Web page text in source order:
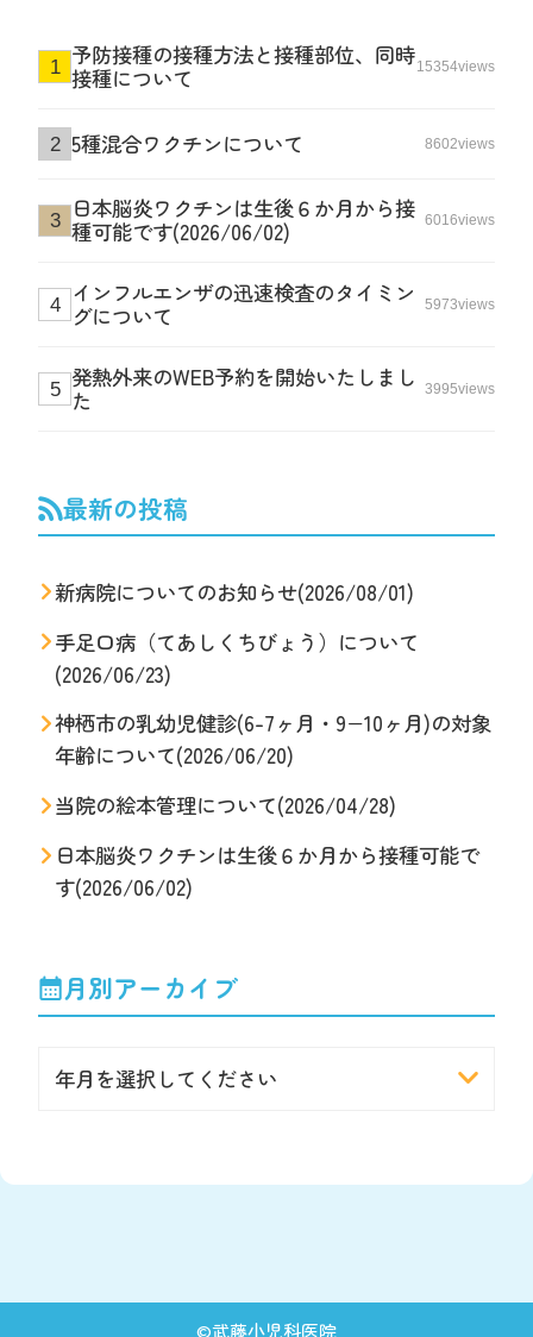
予防接種の接種方法と接種部位、同時
接種について
15354views
5種混合ワクチンについて 8602views
日本脳炎ワクチンは生後６か月から接
種可能です(2026/06/02)
6016views
インフルエンザの迅速検査のタイミン
グについて
5973views
発熱外来のWEB予約を開始いたしまし
た
3995views
最新の投稿
新病院についてのお知らせ(2026/08/01)
手足口病（てあしくちびょう）について
(2026/06/23)
神栖市の乳幼児健診(6-7ヶ月・9−10ヶ月)の対象
年齢について(2026/06/20)
当院の絵本管理について(2026/04/28)
日本脳炎ワクチンは生後６か月から接種可能で
す(2026/06/02)
月別アーカイブ
年月を選択してください
©武藤小児科医院